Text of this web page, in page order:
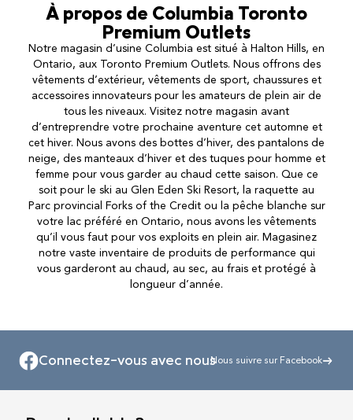
À propos de Columbia Toronto
Premium Outlets
Notre magasin d’usine Columbia est situé à Halton Hills, en
Ontario, aux Toronto Premium Outlets. Nous offrons des
vêtements d’extérieur, vêtements de sport, chaussures et
accessoires innovateurs pour les amateurs de plein air de
tous les niveaux. Visitez notre magasin avant
d’entreprendre votre prochaine aventure cet automne et
cet hiver. Nous avons des bottes d’hiver, des pantalons de
neige, des manteaux d’hiver et des tuques pour homme et
femme pour vous garder au chaud cette saison. Que ce
soit pour le ski au Glen Eden Ski Resort, la raquette au
Parc provincial Forks of the Credit ou la pêche blanche sur
votre lac préféré en Ontario, nous avons les vêtements
qu’il vous faut pour vos exploits en plein air. Magasinez
notre vaste inventaire de produits de performance qui
vous garderont au chaud, au sec, au frais et protégé à
longueur d’année.
Connectez-vous avec nousNous suivre sur Facebook